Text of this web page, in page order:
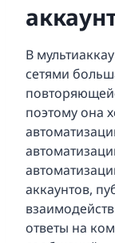
В
сетями
поэтому она
аккаунтов,
ответы на